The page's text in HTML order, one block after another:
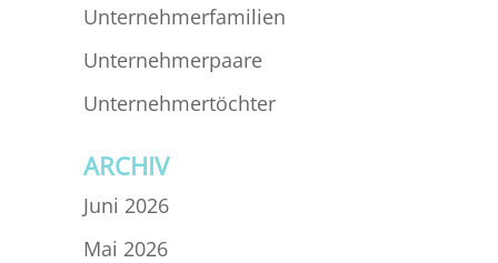
Unternehmerfamilien
Unternehmerpaare
Unternehmertöchter
ARCHIV
Juni 2026
Mai 2026